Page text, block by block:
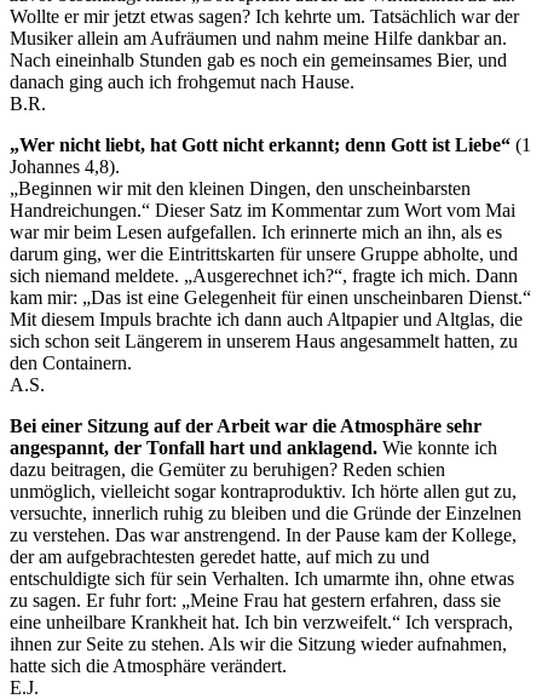
Wollte er mir jetzt etwas sagen? Ich kehrte um. Tatsächlich war der
Musiker allein am Aufräumen und nahm meine Hilfe dankbar an.
Nach eineinhalb Stunden gab es noch ein gemeinsames Bier, und
danach ging auch ich frohgemut nach Hause.
B.R.
„Wer nicht liebt, hat Gott nicht erkannt; denn Gott ist Liebe“ (1
Johannes 4,8).
„Beginnen wir mit den kleinen Dingen, den unscheinbarsten
Handreichungen.“ Dieser Satz im Kommentar zum Wort vom Mai
war mir beim Lesen aufgefallen. Ich erinnerte mich an ihn, als es
darum ging, wer die Eintrittskarten für unsere Gruppe abholte, und
sich niemand meldete. „Ausgerechnet ich?“, fragte ich mich. Dann
kam mir: „Das ist eine Gelegenheit für einen unscheinbaren Dienst.“
Mit diesem Impuls brachte ich dann auch Altpapier und Altglas, die
sich schon seit Längerem in unserem Haus angesammelt hatten, zu
den Containern.
A.S.
Bei einer Sitzung auf der Arbeit war die Atmosphäre sehr
angespannt, der Tonfall hart und anklagend. Wie konnte ich
dazu beitragen, die Gemüter zu beruhigen? Reden schien
unmöglich, vielleicht sogar kontraproduktiv. Ich hörte allen gut zu,
versuchte, innerlich ruhig zu bleiben und die Gründe der Einzelnen
zu verstehen. Das war anstrengend. In der Pause kam der Kollege,
der am aufgebrachtesten geredet hatte, auf mich zu und
entschuldigte sich für sein Verhalten. Ich umarmte ihn, ohne etwas
zu sagen. Er fuhr fort: „Meine Frau hat gestern erfahren, dass sie
eine unheilbare Krankheit hat. Ich bin verzweifelt.“ Ich versprach,
ihnen zur Seite zu stehen. Als wir die Sitzung wieder aufnahmen,
hatte sich die Atmosphäre verändert.
E.J.